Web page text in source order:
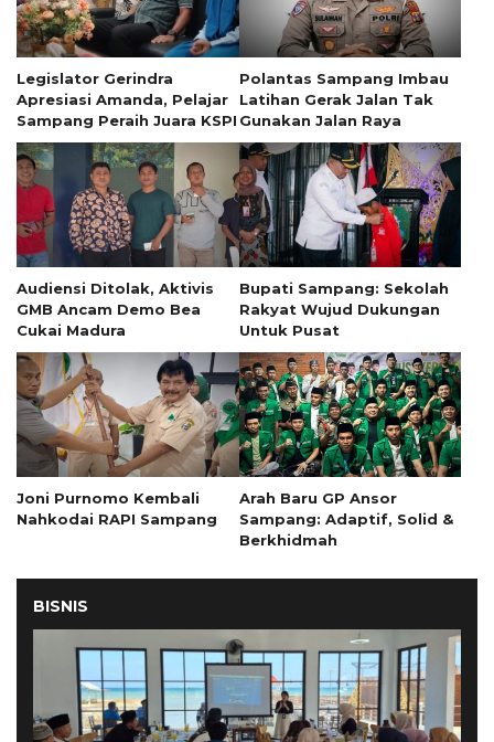
Legislator Gerindra
Apresiasi Amanda, Pelajar
Sampang Peraih Juara KSPI
Polantas Sampang Imbau
Latihan Gerak Jalan Tak
Gunakan Jalan Raya
Audiensi Ditolak, Aktivis
GMB Ancam Demo Bea
Cukai Madura
Bupati Sampang: Sekolah
Rakyat Wujud Dukungan
Untuk Pusat
Joni Purnomo Kembali
Nahkodai RAPI Sampang
Arah Baru GP Ansor
Sampang: Adaptif, Solid &
Berkhidmah
BISNIS